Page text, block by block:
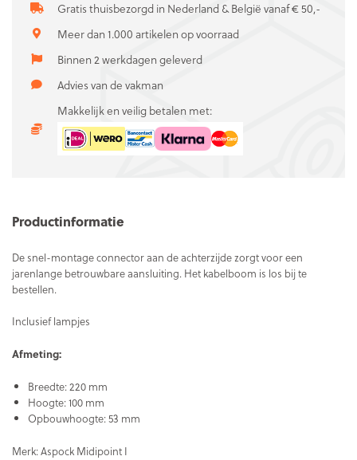
Gratis thuisbezorgd in Nederland & België vanaf € 50,-
Meer dan 1.000 artikelen op voorraad
Binnen 2 werkdagen geleverd
Advies van de vakman
Makkelijk en veilig betalen met:
Productinformatie
De snel-montage connector aan de achterzijde zorgt voor een
jarenlange betrouwbare aansluiting. Het kabelboom is los bij te
bestellen.
Inclusief lampjes
Afmeting:
Breedte: 220 mm
Hoogte: 100 mm
Opbouwhoogte: 53 mm
Merk: Aspock Midipoint I